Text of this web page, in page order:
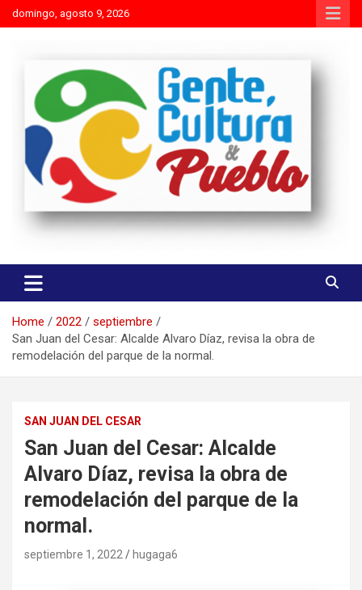
Skip
to
domingo, agosto 9, 2026
Gente Cultura y Pueblo
Home 2022
septiembre
San Juan del Cesar: Alcalde Alvaro Díaz, revisa la obra de
remodelación del parque de la normal.
SAN JUAN DEL CESAR
San Juan del Cesar: Alcalde
Alvaro Díaz, revisa la obra de
remodelación del parque de la
normal.
septiembre 1, 2022 hugaga6